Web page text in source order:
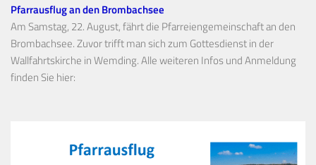
Pfarrausflug an den Brombachsee
Am Samstag, 22. August, fährt die Pfarreiengemeinschaft an den
Brombachsee. Zuvor trifft man sich zum Gottesdienst in der
Wallfahrtskirche in Wemding. Alle weiteren Infos und Anmeldung
finden Sie hier: